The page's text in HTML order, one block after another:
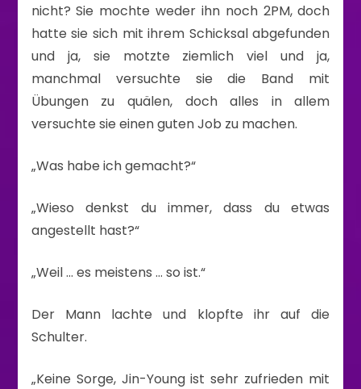
nicht? Sie mochte weder ihn noch 2PM, doch
hatte sie sich mit ihrem Schicksal abgefunden
und ja, sie motzte ziemlich viel und ja,
manchmal versuchte sie die Band mit
Übungen zu quälen, doch alles in allem
versuchte sie einen guten Job zu machen.
„Was habe ich gemacht?“
„Wieso denkst du immer, dass du etwas
angestellt hast?“
„Weil … es meistens … so ist.“
Der Mann lachte und klopfte ihr auf die
Schulter.
„Keine Sorge, Jin-Young ist sehr zufrieden mit